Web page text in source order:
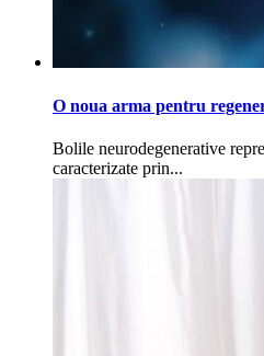
O noua arma pentru
Bolile neurodegenerative
caracterizate prin...